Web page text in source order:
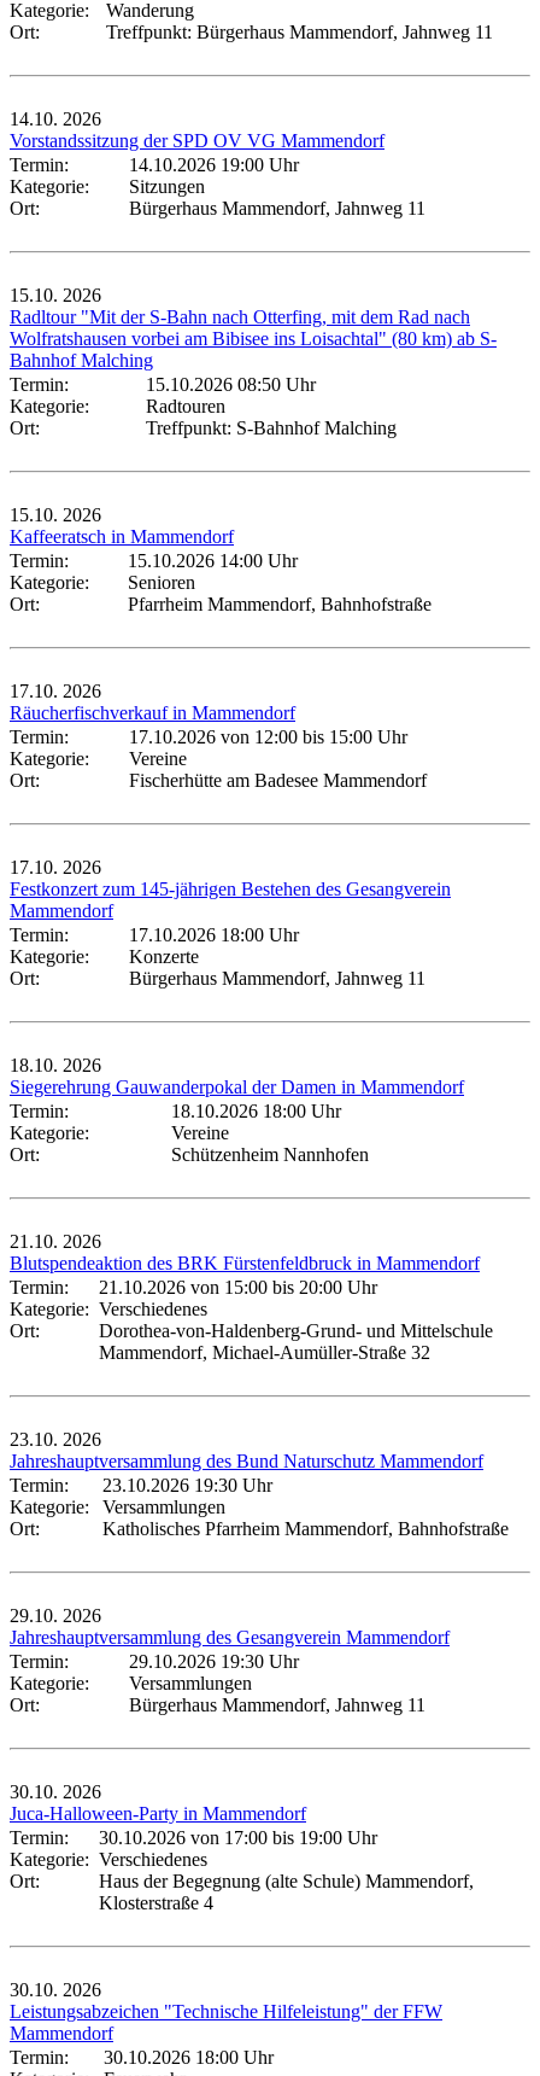
Kategorie:
Wanderung
Ort:
Treffpunkt: Bürgerhaus Mammendorf, Jahnweg 11
14.10. 2026
Vorstandssitzung der SPD OV VG Mammendorf
Termin:
14.10.2026 19:00 Uhr
Kategorie:
Sitzungen
Ort:
Bürgerhaus Mammendorf, Jahnweg 11
15.10. 2026
Radltour "Mit der S-Bahn nach Otterfing, mit dem Rad nach
Wolfratshausen vorbei am Bibisee ins Loisachtal" (80 km) ab S-
Bahnhof Malching
Termin:
15.10.2026 08:50 Uhr
Kategorie:
Radtouren
Ort:
Treffpunkt: S-Bahnhof Malching
15.10. 2026
Kaffeeratsch in Mammendorf
Termin:
15.10.2026 14:00 Uhr
Kategorie:
Senioren
Ort:
Pfarrheim Mammendorf, Bahnhofstraße
17.10. 2026
Räucherfischverkauf in Mammendorf
Termin:
17.10.2026 von 12:00 bis 15:00 Uhr
Kategorie:
Vereine
Ort:
Fischerhütte am Badesee Mammendorf
17.10. 2026
Festkonzert zum 145-jährigen Bestehen des Gesangverein
Mammendorf
Termin:
17.10.2026 18:00 Uhr
Kategorie:
Konzerte
Ort:
Bürgerhaus Mammendorf, Jahnweg 11
18.10. 2026
Siegerehrung Gauwanderpokal der Damen in Mammendorf
Termin:
18.10.2026 18:00 Uhr
Kategorie:
Vereine
Ort:
Schützenheim Nannhofen
21.10. 2026
Blutspendeaktion des BRK Fürstenfeldbruck in Mammendorf
Termin:
21.10.2026 von 15:00 bis 20:00 Uhr
Kategorie: Verschiedenes
Ort:
Dorothea-von-Haldenberg-Grund- und Mittelschule
Mammendorf, Michael-Aumüller-Straße 32
23.10. 2026
Jahreshauptversammlung des Bund Naturschutz Mammendorf
Termin:
23.10.2026 19:30 Uhr
Kategorie:
Versammlungen
Ort:
Katholisches Pfarrheim Mammendorf, Bahnhofstraße
29.10. 2026
Jahreshauptversammlung des Gesangverein Mammendorf
Termin:
29.10.2026 19:30 Uhr
Kategorie:
Versammlungen
Ort:
Bürgerhaus Mammendorf, Jahnweg 11
30.10. 2026
Juca-Halloween-Party in Mammendorf
Termin:
30.10.2026 von 17:00 bis 19:00 Uhr
Kategorie: Verschiedenes
Ort:
Haus der Begegnung (alte Schule) Mammendorf,
Klosterstraße 4
30.10. 2026
Leistungsabzeichen "Technische Hilfeleistung" der FFW
Mammendorf
Termin:
30.10.2026 18:00 Uhr